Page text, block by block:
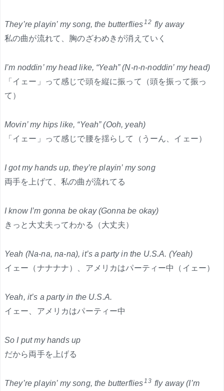
They’re playin’ my song, the butterflies12 fly away
私の曲が流れて、胸のざわめきが消えていく
I’m noddin’ my head like, “Yeah” (N-n-n-noddin’ my head)
「イェー」って感じで頭を縦に振って（頭を振って振っ
て）
Movin’ my hips like, “Yeah” (Ooh, yeah)
「イェー」って感じで腰を揺らして（うーん、イェー）
I got my hands up, they’re playin’ my song
両手を上げて、私の曲が流れてる
I know I’m gonna be okay (Gonna be okay)
きっと大丈夫ってわかる（大丈夫）
Yeah (Na-na, na-na), it’s a party in the U.S.A. (Yeah)
イェー（ナナナナ）、アメリカはパーティー中（イェー）
Yeah, it’s a party in the U.S.A.
イェー、アメリカはパーティー中
So I put my hands up
だから両手を上げる
They’re playin’ my song, the butterflies13 fly away (I’m